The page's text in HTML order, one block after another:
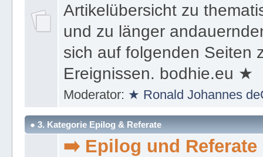
Artikelübersicht zu
und zu länger
sich auf folgenden Seiten
Ereignissen. bodhie.eu ★
Moderator: ★ Ronald Johannes
● 3. Kategorie Epilog & Referate
➡️ Epilog und Referate